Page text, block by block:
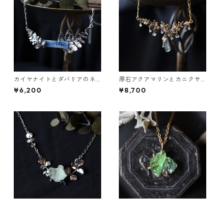
カイヤナイトとダバリアのネ
ックレス
¥6,200
原石アクアマリンとカニクサ
の葉の雫ネックレス
¥8,700